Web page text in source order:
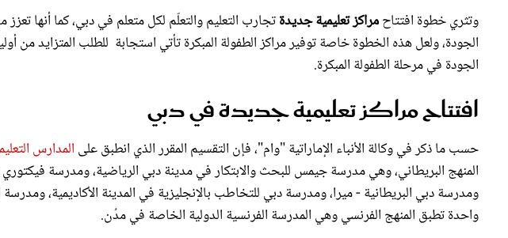
وتثري خطوة افتتاحمراكز تعليمية جديدةتجارب التعليم والتعلّم لكل متعلم في دبي، كما أنها تعزز
الجودة، ولعل هذه الخطوة خاصة توفير مراكز الطفولة المبكرة تأتي استجابة للطلب المتزايد من
الجودة في مرحلة الطفولة المبكرة.
افتتاح مراكز تعليمية جديدة في دبي
حسب ما ذكر في وكالة الأنباء الإماراتية "وام"، فإن التقسيم المقرر الذي انطبق على المدارس
المنهج البريطاني، وهي مدرسة جيمس للبحث والابتكار في مدينة دبي الرياضية، ومدرسة فيكتوري
ومدرسة دبي البريطانية - ميرا، ومدرسة دبي للتخاطب بالإنجليزية في المدينة الأكاديمية،
واحدة تطبق المنهج الفرنسي وهي المدرسة الفرنسية الدولية الخاصة في مدُن.